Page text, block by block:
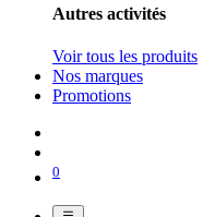
Autres activités
Voir tous les produits
Nos marques
Promotions
0